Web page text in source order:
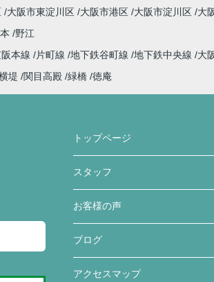
大阪市東淀川区 大阪市港区 大阪市淀川区 大
野江
本線 片町線 地下鉄谷町線 地下鉄中央線 大
堤 関目高殿 緑橋 徳庵
トップページ
スタッフ
お客様の声
ブログ
アクセスマップ